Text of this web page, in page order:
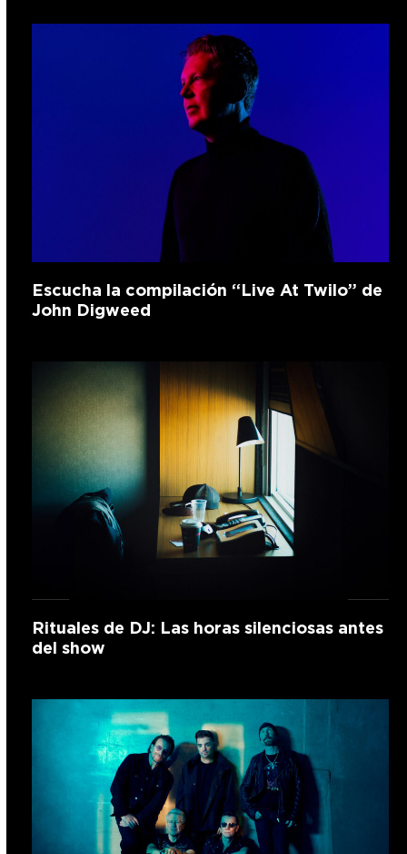
Escucha la compilación “Live At Twilo” de
John Digweed
Rituales de DJ: Las horas silenciosas antes
del show